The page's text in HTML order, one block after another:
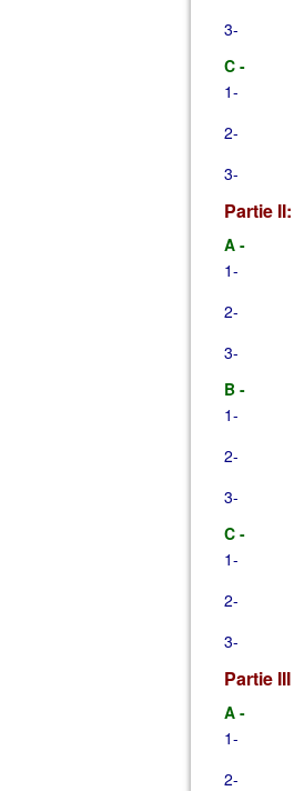
3-
C -
1-
2-
3-
Partie II:
A -
1-
2-
3-
B -
1-
2-
3-
C -
1-
2-
3-
Partie III
A -
1-
2-